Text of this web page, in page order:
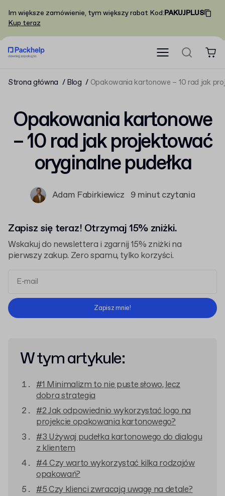
Im większe zamówienie, tym większy rabat Kod:PAKUJPLUS
Kup teraz
Strona główna Blog Opakowania kartonowe – 10 rad jak
Opakowania kartonowe
– 10 rad jak projektować
oryginalne pudełka
Adam Fabirkiewicz 9 minut czytania
Zapisz się teraz! Otrzymaj 15% zniżki.
Wskakuj do newslettera i zgarnij 15% zniżki na
pierwszy zakup. Zero spamu, tylko korzyści.
Regulaminem Polityką Prywatności
Zapisz mnie!
W tym artykule:
#1 Minimalizm to nie puste słowo, lecz
dobra strategia
#2 Jak odpowiednio wykorzystać logo na
projekcie opakowania kartonowego?
#3 Używaj pudełka kartonowego do dialogu
z klientem
#4 Czy warto wykorzystać kilka rodzajów
opakowań?
#5 Czy klienci zwracają uwagę na detale?